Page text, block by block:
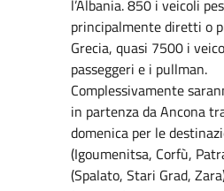
l’Albania. 850 i veicoli
principalmente diretti o
Grecia, quasi 7500 i
passeggeri e i pullman.
Complessivamente
in partenza da Ancona
domenica per le
(Igoumenitsa, Corfù,
(Spalato, Stari Grad,